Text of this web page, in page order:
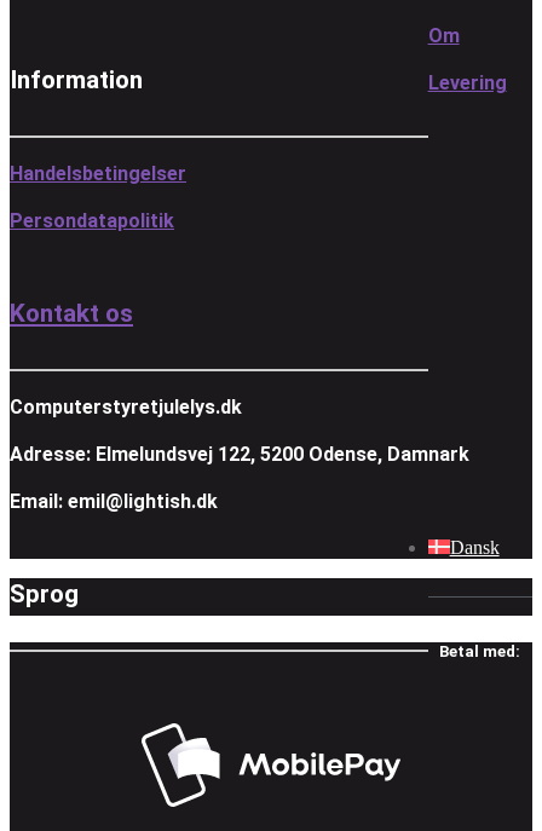
Information
Om
Levering
Handelsbetingelser
Persondatapolitik
Kontakt os
Computerstyretjulelys.dk
Adresse: Elmelundsvej 122, 5200 Odense, Damnark
Email: emil@lightish.dk
Sprog
Dansk
Betal med: